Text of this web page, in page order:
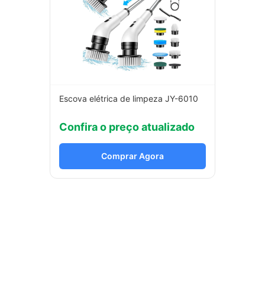
Escova elétrica de limpeza JY-6010
Confira o preço atualizado
Comprar Agora